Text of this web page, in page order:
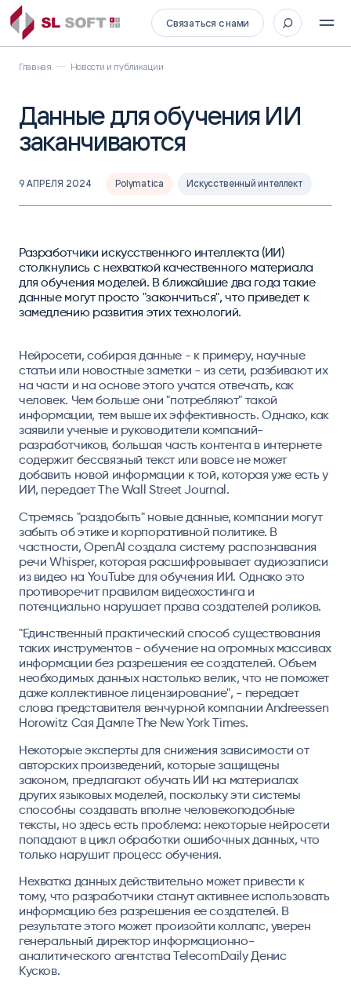
Связаться с нами
Главная Новости и публикации
Данные для обучения ИИ
заканчиваются
9 АПРЕЛЯ 2024 Polymatica Искусственный интеллект
Разработчики искусственного интеллекта (ИИ)
столкнулись с нехваткой качественного материала
для обучения моделей. В ближайшие два года такие
данные могут просто "закончиться", что приведет к
замедлению развития этих технологий.
Нейросети, собирая данные - к примеру, научные
статьи или новостные заметки - из сети, разбивают их
на части и на основе этого учатся отвечать, как
человек. Чем больше они "потребляют" такой
информации, тем выше их эффективность. Однако, как
заявили ученые и руководители компаний-
разработчиков, большая часть контента в интернете
содержит бессвязный текст или вовсе не может
добавить новой информации к той, которая уже есть у
ИИ, передает The Wall Street Journal.
Стремясь "раздобыть" новые данные, компании могут
забыть об этике и корпоративной политике. В
частности, OpenAI создала систему распознавания
речи Whisper, которая расшифровывает аудиозаписи
из видео на YouTube для обучения ИИ. Однако это
противоречит правилам видеохостинга и
потенциально нарушает права создателей роликов.
"Единственный практический способ существования
таких инструментов - обучение на огромных массивах
информации без разрешения ее создателей. Объем
необходимых данных настолько велик, что не поможет
даже коллективное лицензирование", - передает
слова представителя венчурной компании Andreessen
Horowitz Сая Дамле The New York Times.
Некоторые эксперты для снижения зависимости от
авторских произведений, которые защищены
законом, предлагают обучать ИИ на материалах
других языковых моделей, поскольку эти системы
способны создавать вполне человекоподобные
тексты, но здесь есть проблема: некоторые нейросети
попадают в цикл обработки ошибочных данных, что
только нарушит процесс обучения.
Нехватка данных действительно может привести к
тому, что разработчики станут активнее использовать
информацию без разрешения ее создателей. В
результате этого может произойти коллапс, уверен
генеральный директор информационно-
аналитического агентства TelecomDaily Денис
Кусков.